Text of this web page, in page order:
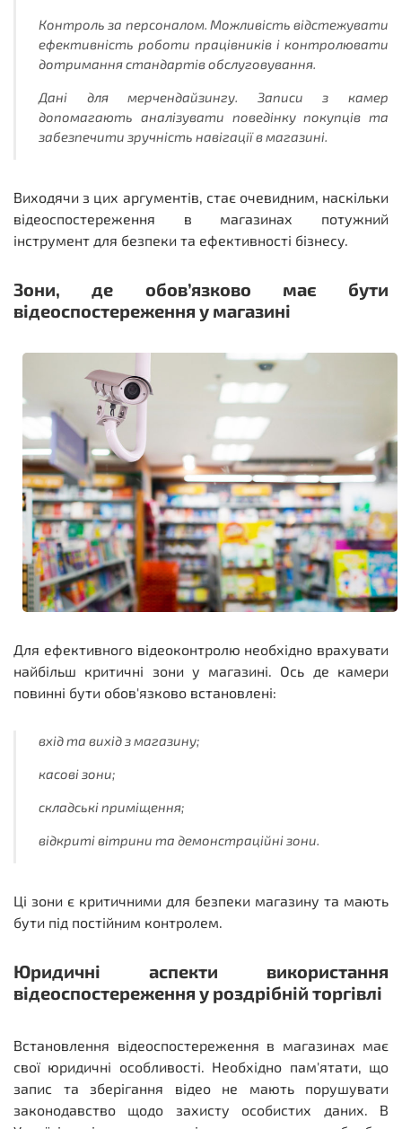
Контроль за персоналом. Можливість відстежувати
ефективність роботи працівників і контролювати
дотримання стандартів обслуговування.
Дані для мерчендайзингу. Записи з камер
допомагають аналізувати поведінку покупців та
забезпечити зручність навігації в магазині.
Виходячи з цих аргументів, стає очевидним, наскільки
відеоспостереження в магазинах потужний
інструмент для безпеки та ефективності бізнесу.
Зони, де обов’язково має бути
відеоспостереження у магазині
Для ефективного відеоконтролю необхідно врахувати
найбільш критичні зони у магазині. Ось де камери
повинні бути обов'язково встановлені:
вхід та вихід з магазину;
касові зони;
складські приміщення;
відкриті вітрини та демонстраційні зони.
Ці зони є критичними для безпеки магазину та мають
бути під постійним контролем.
Юридичні аспекти використання
відеоспостереження у роздрібній торгівлі
Встановлення відеоспостереження в магазинах має
свої юридичні особливості. Необхідно пам'ятати, що
запис та зберігання відео не мають порушувати
законодавство щодо захисту особистих даних. В